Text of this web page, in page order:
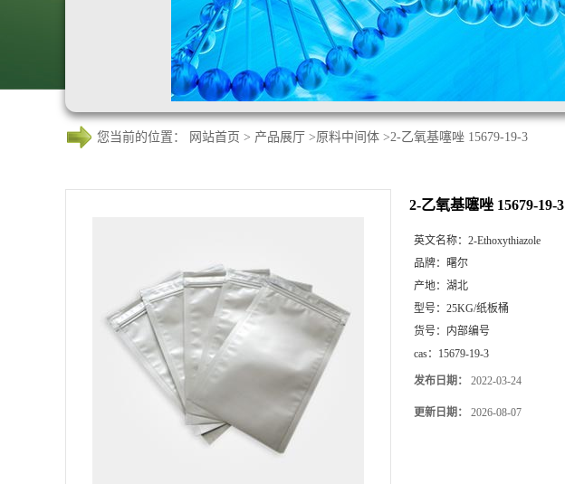
您当前的位置： 网站首页 > 产品展厅 >原料中间体 >2-乙氧基噻唑 15679-19-3
2-乙氧基噻唑 15679-19-3
英文名称： 2-Ethoxythiazole
品牌： 曙尔
产地： 湖北
型号： 25KG/纸板桶
货号：
内部编号
cas： 15679-19-3
发布日期： 2022-03-24
更新日期： 2026-08-07